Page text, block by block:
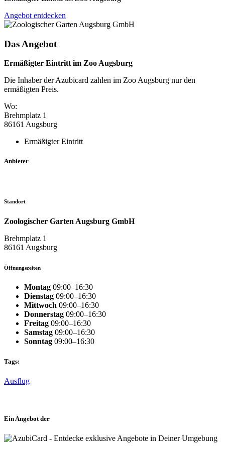
Angebot entdecken
Das Angebot
Ermäßigter Eintritt im Zoo Augsburg
Die Inhaber der Azubicard zahlen im Zoo Augsburg nur den
ermäßigten Preis.
Wo:
Brehmplatz 1
86161 Augsburg
Ermäßigter Eintritt
Anbieter
Standort
Zoologischer Garten Augsburg GmbH
Brehmplatz 1
86161 Augsburg
Öffnungszeiten
Montag 09:00–16:30
Dienstag 09:00–16:30
Mittwoch 09:00–16:30
Donnerstag 09:00–16:30
Freitag 09:00–16:30
Samstag 09:00–16:30
Sonntag 09:00–16:30
Tags:
Ausflug
Ein Angebot der